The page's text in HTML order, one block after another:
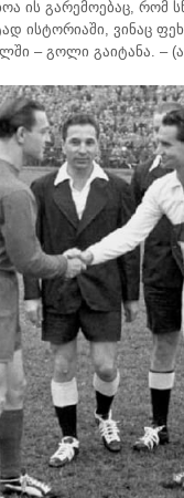
ის გარემოებაც, რომ
ისტორიაში, ვინაც
– გოლი გაიტანა. –